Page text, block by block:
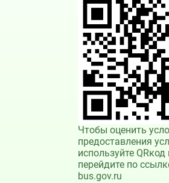
Чтобы оценить
предоставления
используйте QRкод
перейдите по
bus.gov.ru